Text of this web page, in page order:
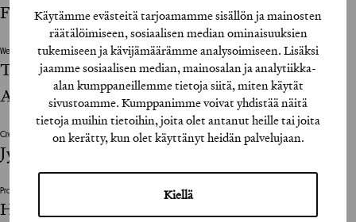
Käytämme evästeitä tarjoamamme sisällön ja mainosten
räätälöimiseen, sosiaalisen median ominaisuuksien
tukemiseen ja kävijämäärämme analysoimiseen. Lisäksi
jaamme sosiaalisen median, mainosalan ja analytiikka-
alan kumppaneillemme tietoja siitä, miten käytät
sivustoamme. Kumppanimme voivat yhdistää näitä
tietoja muihin tietoihin, joita olet antanut heille tai joita
on kerätty, kun olet käyttänyt heidän palvelujaan.
Kiellä
Futurice, Documill
Web Designer
Touko Vainio-Kaila, Arto Käpynen, Tiina Romu,
Anu Ylänen
Creative Director
Jyri Niemi
Projektijohtaja / Project Manager
Heidi Gutekunst, Aleksis Moisio / Citat; Mikko